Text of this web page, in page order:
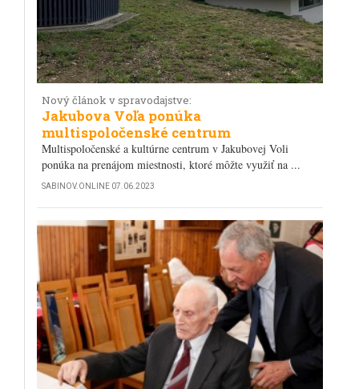
Nový článok v spravodajstve:
Jakubova Voľa ponúka
multispoločenské centrum
Multispoločenské a kultúrne centrum v Jakubovej Voli
ponúka na prenájom miestnosti, ktoré môžte využiť na ...
SABINOV.ONLINE 07.06.2023